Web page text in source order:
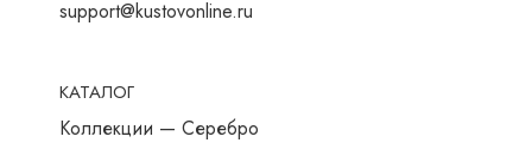
support@kustovonline.ru
КАТАЛОГ
Коллекции — Серебро